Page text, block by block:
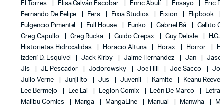
El Torres
Elisa Galván Escobar Enric Abulí Ensayo Eric
Fernando De Felipe
Fers Fixia Studios Fixion Flipbook
Fulgencio Pimentel
Full House Funko Gabriel Bá Gallito
Greg Capullo
Greg Rucka Guido Crepax Guy Delisle
Historietas Hidrocalidas
Horacio Altuna Horax Horror
Izdení D. Esquivel
Jack Kirby Jaime Hernandez Jan
Jis
JL Pescador Jodorowsky Joe Hill Joe Sacco
Julio Verne
Junji Ito Jus Juvenil Kamite Keanu
Lee Bermejo
Lee Lai Legion Comix León De Marco
Malibu Comics
Manga MangaLine Manual Manwha